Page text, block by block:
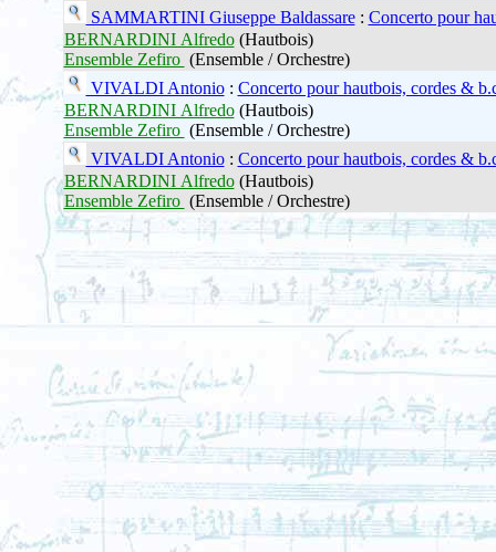
SAMMARTINI Giuseppe Baldassare: Concerto pour
BERNARDINI Alfredo(Hautbois)
Ensemble Zefiro (Ensemble / Orchestre)
VIVALDI Antonio: Concerto pour hautbois, cordes &
BERNARDINI Alfredo(Hautbois)
Ensemble Zefiro (Ensemble / Orchestre)
VIVALDI Antonio: Concerto pour hautbois, cordes &
BERNARDINI Alfredo(Hautbois)
Ensemble Zefiro (Ensemble / Orchestre)